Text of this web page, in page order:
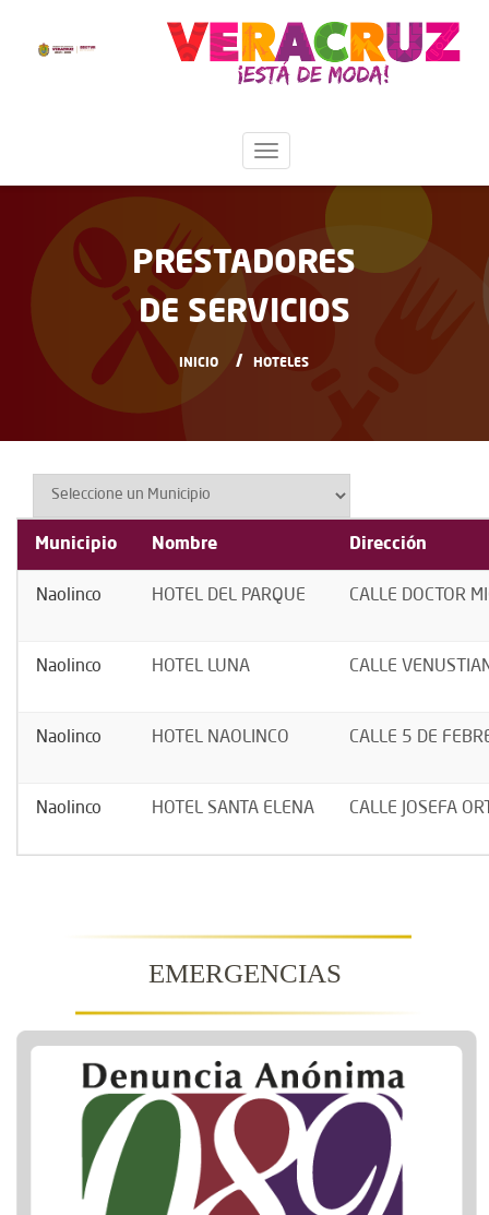
PRESTADORES
DE SERVICIOS
INICIO HOTELES
Municipio Nombre Dirección
Naolinco HOTEL DEL PARQUE CALLE DOCTOR
Naolinco HOTEL LUNA CALLE
Naolinco HOTEL NAOLINCO CALLE 5 DE
Naolinco HOTEL SANTA ELENA CALLE JOSEFA
EMERGENCIAS